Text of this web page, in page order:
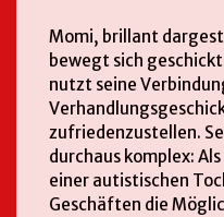
Momi, brillant
bewegt sich
nutzt seine
zufriedenzustellen.
durchaus komplex:
einer autistischen
Geschäften die